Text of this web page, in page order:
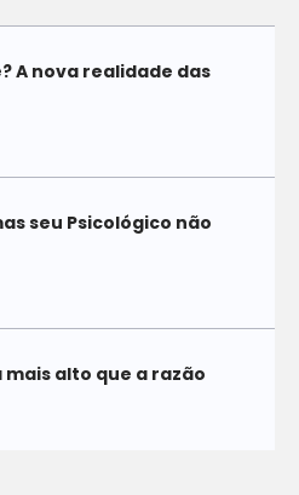
A nova realidade das
seu Psicológico não
alto que a razão